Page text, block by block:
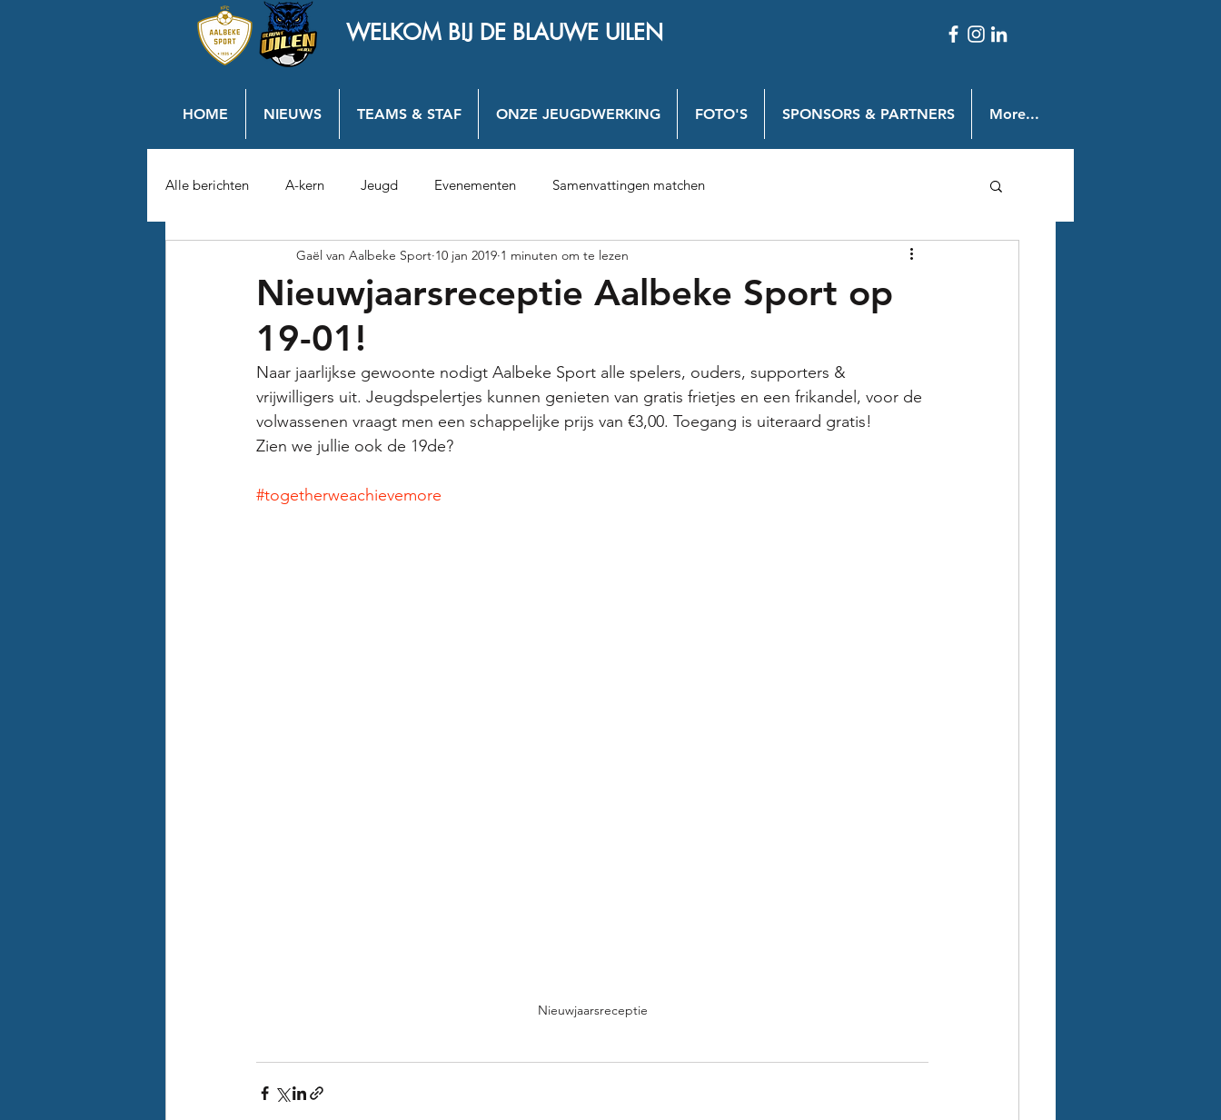
WELKOM BIJ DE BLAUWE UILEN
HOME NIEUWS TEAMS & STAF ONZE JEUGDWERKING FOTO'S SPONSORS & PARTNERS More...
Alle berichten A-kern Jeugd Evenementen Samenvattingen matchen
Nieuwjaarsreceptie Aalbeke Sport op
19-01!
Gaël van Aalbeke Sport 10 jan 2019 1 minuten om te lezen
Naar jaarlijkse gewoonte nodigt Aalbeke Sport alle spelers, ouders, supporters &
vrijwilligers uit. Jeugdspelertjes kunnen genieten van gratis frietjes en een frikandel, voor de
volwassenen vraagt men een schappelijke prijs van €3,00. Toegang is uiteraard gratis!
Zien we jullie ook de 19de?
#togetherweachievemore
Nieuwjaarsreceptie